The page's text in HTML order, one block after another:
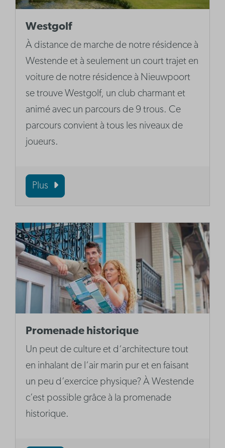
Westgolf
À distance de marche de notre résidence à
Westende et à seulement un court trajet en
voiture de notre résidence à Nieuwpoort
se trouve Westgolf, un club charmant et
animé avec un parcours de 9 trous. Ce
parcours convient à tous les niveaux de
joueurs.
Plus
Promenade historique
Un peut de culture et d‘architecture tout
en inhalant de l‘air marin pur et en faisant
un peu d’exercice physique? À Westende
c’est possible grâce à la promenade
historique.